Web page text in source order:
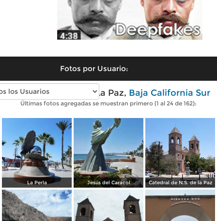
Fotos por Usuario:
Fotos modernas de La Paz, Baja California Sur
Últimas fotos agregadas se muestran primero (1 al 24 de 162):
La Perla Jesús del Caracol Catedral de N.S. de la Paz